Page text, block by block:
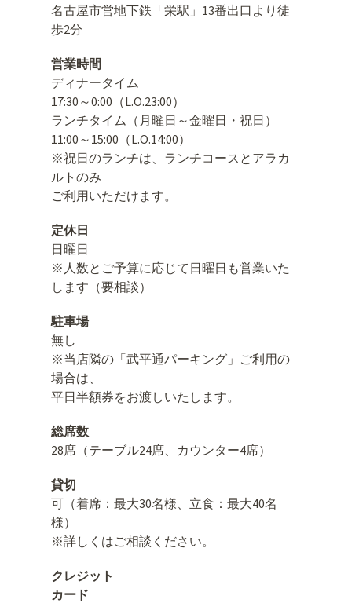
名古屋市営地下鉄「栄駅」13番出口より徒
歩2分
営業時間
ディナータイム
17:30～0:00（L.O.23:00）
ランチタイム（月曜日～金曜日・祝日）
11:00～15:00（L.O.14:00）
※祝日のランチは、ランチコースとアラカ
ルトのみ
ご利用いただけます。
定休日
日曜日
※人数とご予算に応じて日曜日も営業いた
します（要相談）
駐車場
無し
※当店隣の「武平通パーキング」ご利用の
場合は、
平日半額券をお渡しいたします。
総席数
28席（テーブル24席、カウンター4席）
貸切
可（着席：最大30名様、立食：最大40名
様）
※詳しくはご相談ください。
クレジット
カード